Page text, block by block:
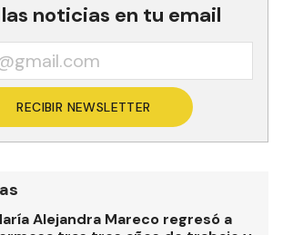
noticias en tu email
RECIBIR NEWSLETTER
Alejandra Mareco regresó a